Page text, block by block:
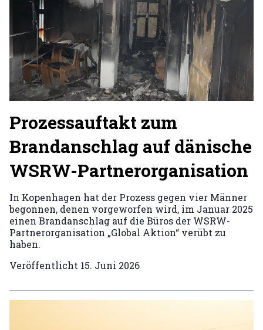
Prozessauftakt zum
Brandanschlag auf dänische
WSRW-Partnerorganisation
In Kopenhagen hat der Prozess gegen vier Männer
begonnen, denen vorgeworfen wird, im Januar 2025
einen Brandanschlag auf die Büros der WSRW-
Partnerorganisation „Global Aktion“ verübt zu
haben.
Veröffentlicht 15. Juni 2026